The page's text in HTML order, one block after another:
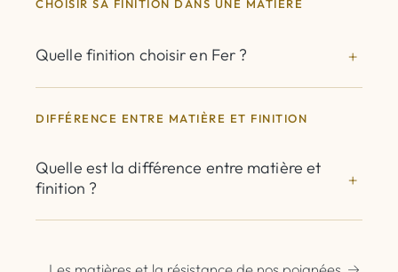
CHOISIR SA FINITION DANS UNE MATIÈRE
Quelle finition choisir en Fer ?
DIFFÉRENCE ENTRE MATIÈRE ET FINITION
Quelle est la différence entre matière et
finition ?